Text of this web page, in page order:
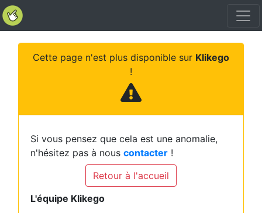
Cette page n'est plus disponible sur Klikego
!
Si vous pensez que cela est une anomalie,
n'hésitez pas à nous contacter !
Retour à l'accueil
L'équipe Klikego